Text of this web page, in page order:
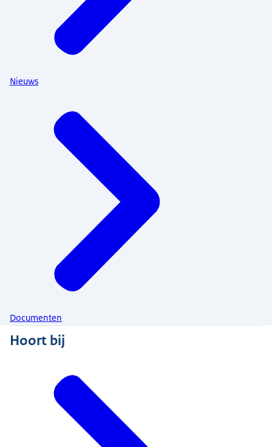
Nieuws
Documenten
Hoort bij